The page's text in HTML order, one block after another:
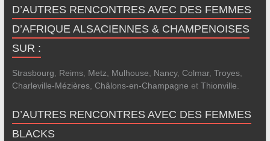
D’AUTRES RENCONTRES AVEC DES FEMMES
D’AFRIQUE ALSACIENNES & CHAMPENOISES
SUR :
Strasbourg, Reims, Metz, Mulhouse, Nancy, Colmar, Troyes,
Charleville-Mézières, Châlons-en-Champagne et Thionville.
D’AUTRES RENCONTRES AVEC DES FEMMES
BLACKS